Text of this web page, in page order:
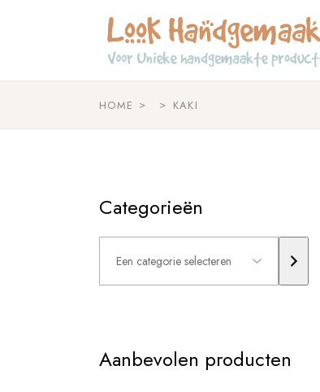
HOME KAKI
Categorieën
Een
categorie
selecteren
Aanbevolen producten